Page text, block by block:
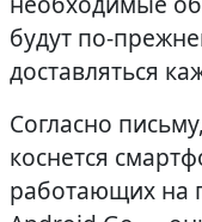
будут по-
доставляться
Согласно
коснется
работающих на